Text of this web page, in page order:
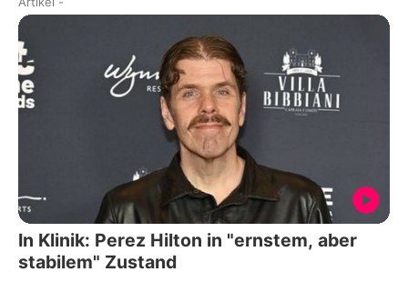
In Klinik: Perez Hilton in "ernstem, aber
stabilem" Zustand